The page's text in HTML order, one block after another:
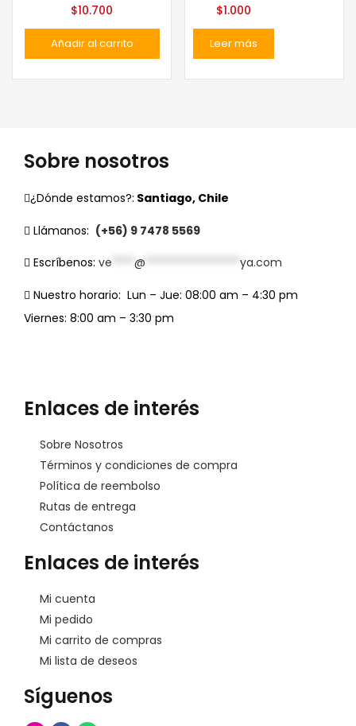
$10.700
Añadir al carrito
$1.000
Leer más
Sobre nosotros
¿Dónde estamos?: Santiago, Chile
Llámanos: (+56) 9 7478 5569
Escríbenos: ve @ ya.com
Nuestro horario: Lun – Jue: 08:00 am – 4:30 pm
Viernes: 8:00 am – 3:30 pm
Enlaces de interés
Sobre Nosotros
Términos y condiciones de compra
Política de reembolso
Rutas de entrega
Contáctanos
Enlaces de interés
Mi cuenta
Mi pedido
Mi carrito de compras
Mi lista de deseos
Síguenos